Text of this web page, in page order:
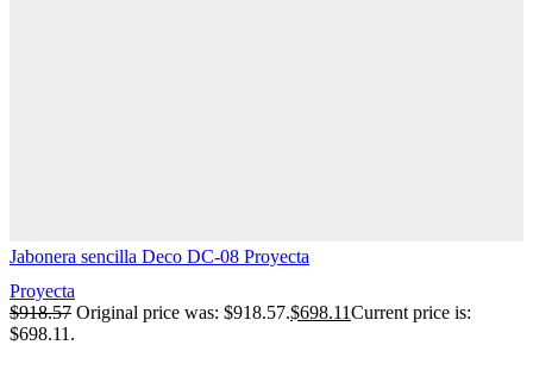
Jabonera sencilla Deco DC-08 Proyecta
Proyecta
$918.57 Original price was: $918.57.$698.11Current price is:
$698.11.